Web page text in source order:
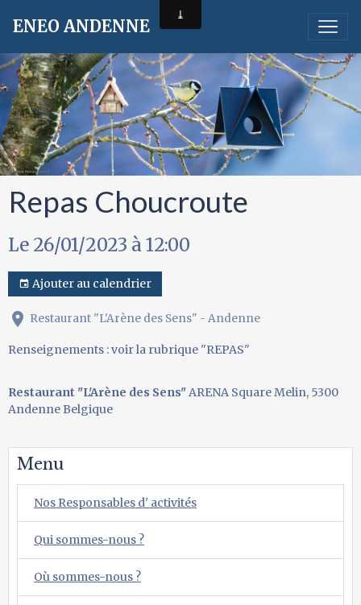
ENEO ANDENNE
Repas Choucroute
Le 26/01/2023 à 12:00
Ajouter au calendrier
Restaurant "L'Arène des Sens" - Andenne
Renseignements : voir la rubrique "REPAS"
Restaurant "L'Arène des Sens"ARENA Square Melin, 5300
Andenne Belgique
Menu
Nos Responsables d' activités
Qui sommes-nous ?
Où sommes-nous ?